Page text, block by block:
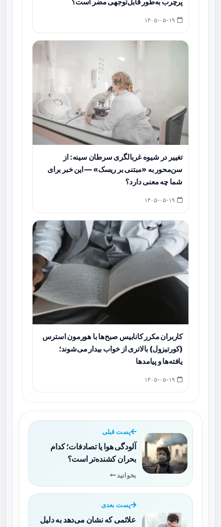
تغییر در شیوه غربالگری سرطان سینه: از
سن‌محور به «مبتنی بر ریسک» — این خبر برای
شما چه معنی دارد؟
کاربران مکرر کانابیس صبح‌ها با هورمون استرس
(کورتیزول) بالاتری از خواب بیدار می‌شوند؛
یافته‌ها و پیامدها
پست قبلی
آلودگی هوا یا تصادفات؛ کدام
بحران کشنده‌تر است؟
بخوانید
پست بعدی
علائمی که نشان می‌دهد به دلیل